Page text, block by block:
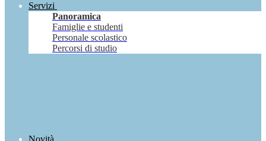
Servizi
Panoramica
Famiglie e studenti
Personale scolastico
Percorsi di studio